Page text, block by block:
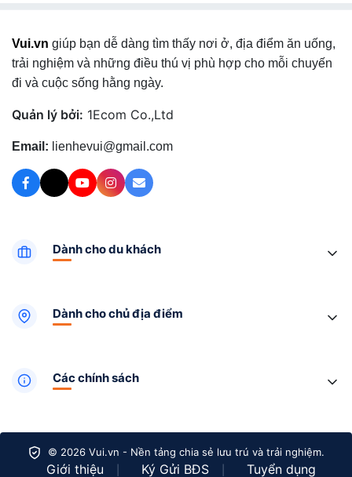
Vui.vn giúp bạn dễ dàng tìm thấy nơi ở, địa điểm ăn uống,
trải nghiệm và những điều thú vị phù hợp cho mỗi chuyến
đi và cuộc sống hằng ngày.
Quản lý bởi: 1Ecom Co.,Ltd
Email: lienhevui@gmail.com
Dành cho du khách
Dành cho chủ địa điểm
Các chính sách
© 2026 Vui.vn - Nền tảng chia sẻ lưu trú và trải nghiệm.
Giới thiệu Ký Gửi BĐS Tuyển dụng